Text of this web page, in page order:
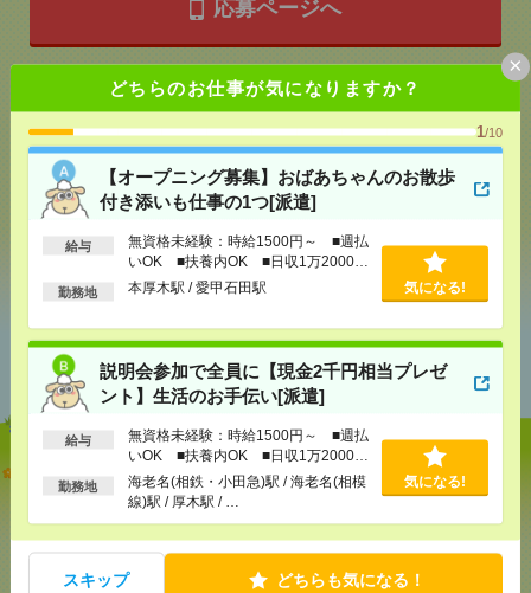
どちらのお仕事が気になりますか？
1/10
【オープニング募集】おばあちゃんのお散歩
付き添いも仕事の1つ[派遣]
給与
無資格未経験：時給1500円～ ■週払
いOK ■扶養内OK ■日収1万2000円
以上
勤務地 本厚木駅 / 愛甲石田駅 気になる!
説明会参加で全員に【現金2千円相当プレゼ
ント】生活のお手伝い[派遣]
給与
無資格未経験：時給1500円～ ■週払
いOK ■扶養内OK ■日収1万2000円
以上
勤務地
海老名(相鉄・小田急)駅 / 海老名(相模
線)駅 / 厚木駅 / …
気になる!
スキップ どちらも気になる！
×
応募ページへ
気になる！
メールで送る LINE で送る
シェア ツイート ブックマーク
あなたの閲覧履歴からの
おすすめ
【オープニング募集】おばあちゃんのお散歩付き添
いも仕事の1つ[派遣]
[給 与]無資格未経験：時給1500円～ ■週払い
OK ■扶養内OK ■日収1万2000円以上
[交通費]交通費全額支給
気になる！